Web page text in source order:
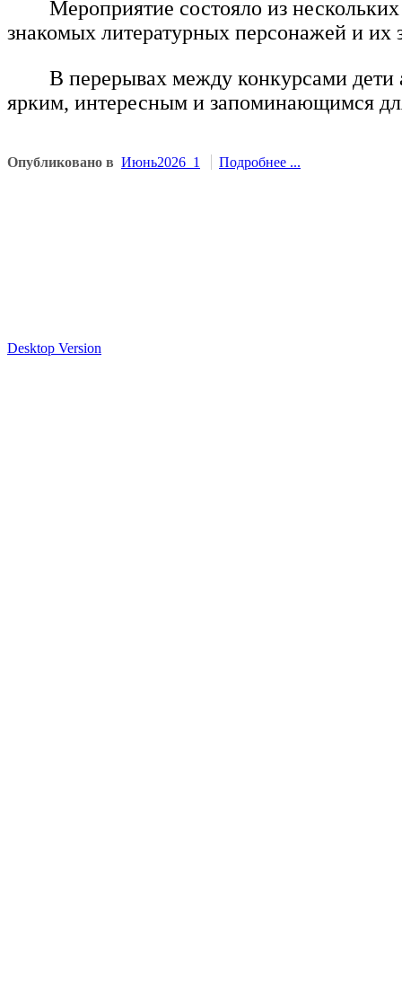
Мероприятие состояло из
знакомых литературных персонажей и
В перерывах между конкурсами дети
ярким, интересным и запоминающимся
Опубликовано в Июнь2026_1 Подробнее ...
Desktop Version